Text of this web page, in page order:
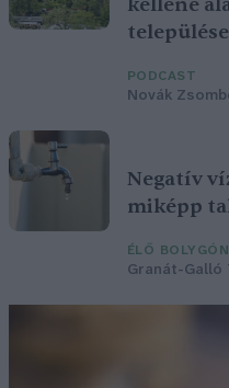
kellene
PODCAST
Novák
Negatív
miképp
ÉLŐ
Granát-Galló